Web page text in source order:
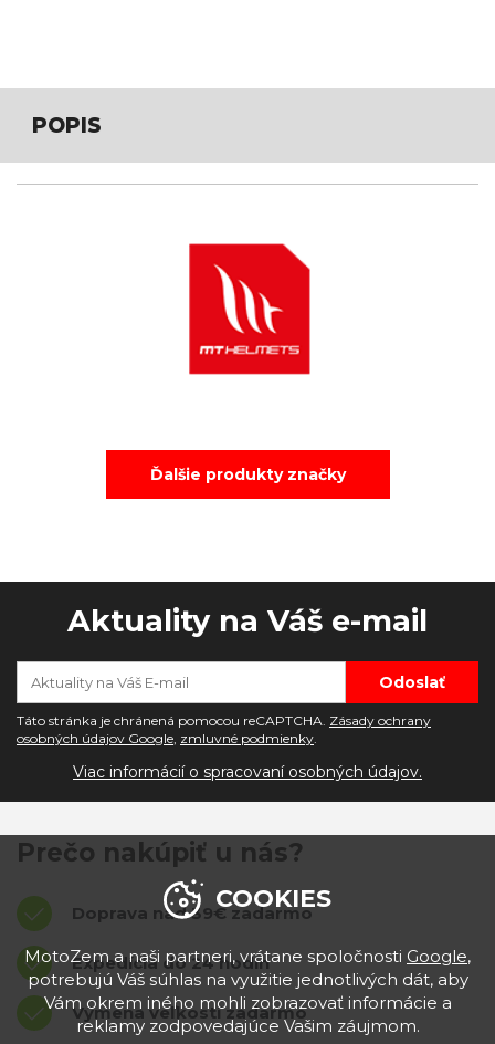
POPIS
Ďalšie produkty značky
Aktuality na Váš e-mail
Táto stránka je chránená pomocou reCAPTCHA. Zásady ochrany
osobných údajov Google, zmluvné podmienky.
Viac informácií o spracovaní osobných údajov.
Prečo nakúpiť u nás?
Doprava nad 39€ zadarmo
Expedícia do 24 hodín
Výmena veľkostí zadarmo
COOKIES
MotoZem a naši partneri, vrátane spoločnosti Google,
potrebujú Váš súhlas na využitie jednotlivých dát, aby
Vám okrem iného mohli zobrazovať informácie a
reklamy zodpovedajúce Vašim záujmom.